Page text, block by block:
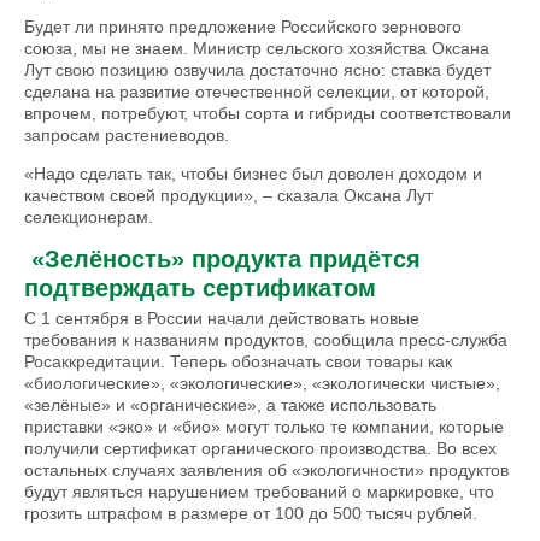
Будет ли принято предложение Российского зернового
союза, мы не знаем. Министр сельского хозяйства Оксана
Лут свою позицию озвучила достаточно ясно: ставка будет
сделана на развитие отечественной селекции, от которой,
впрочем, потребуют, чтобы сорта и гибриды соответствовали
запросам растениеводов.
«Надо сделать так, чтобы бизнес был доволен доходом и
качеством своей продукции», – сказала Оксана Лут
селекционерам.
«Зелёность» продукта придётся
подтверждать сертификатом
С 1 сентября в России начали действовать новые
требования к названиям продуктов, сообщила пресс-служба
Росаккредитации. Теперь обозначать свои товары как
«биологические», «экологические», «экологически чистые»,
«зелёные» и «органические», а также использовать
приставки «эко» и «био» могут только те компании, которые
получили сертификат органического производства. Во всех
остальных случаях заявления об «экологичности» продуктов
будут являться нарушением требований о маркировке, что
грозить штрафом в размере от 100 до 500 тысяч рублей.